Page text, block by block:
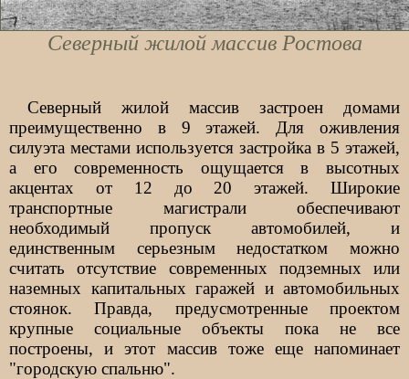
Северный жилой массив Ростова
Северный жилой массив застроен домами
преимущественно в 9 этажей. Для оживления
силуэта местами используется застройка в 5 этажей,
а его современность ощущается в высотных
акцентах от 12 до 20 этажей. Широкие
транспортные магистрали обеспечивают
необходимый пропуск автомобилей, и
единственным серьезным недостатком можно
считать отсутствие современных подземных или
наземных капитальных гаражей и автомобильных
стоянок. Правда, предусмотренные проектом
крупные социальные объекты пока не все
построены, и этот массив тоже еще напоминает
"городскую спальню".